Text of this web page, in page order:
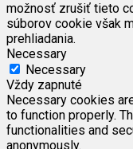
možnosť zrušiť tieto
súborov cookie však
prehliadania.
Necessary
Necessary
Vždy zapnuté
Necessary cookies
to function properly.
functionalities and
anonymously.